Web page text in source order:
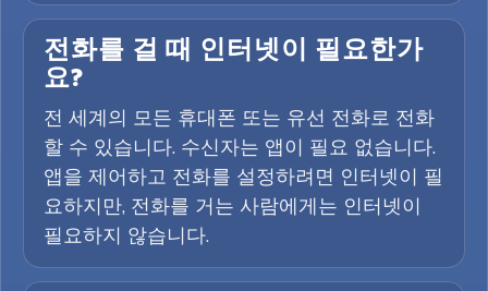
전화를 걸 때 인터넷이 필요한가
요?
전 세계의 모든 휴대폰 또는 유선 전화로 전화
할 수 있습니다. 수신자는 앱이 필요 없습니다.
앱을 제어하고 전화를 설정하려면 인터넷이 필
요하지만, 전화를 거는 사람에게는 인터넷이
필요하지 않습니다.